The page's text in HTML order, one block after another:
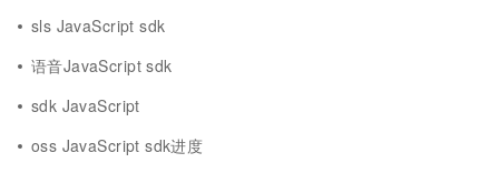
sls JavaScript sdk
语音JavaScript sdk
sdk JavaScript
oss JavaScript sdk进度